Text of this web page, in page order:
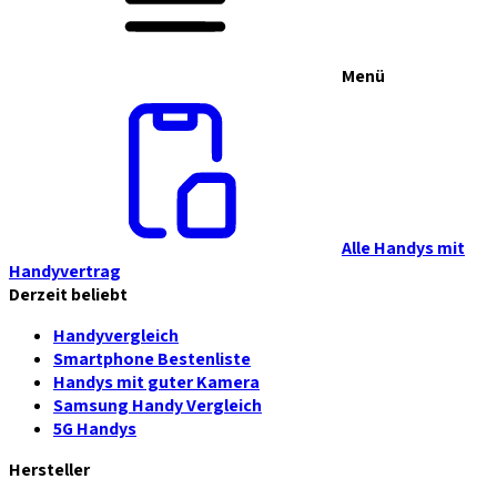
Menü
Alle Handys mit
Handyvertrag
Derzeit beliebt
Handyvergleich
Smartphone Bestenliste
Handys mit guter Kamera
Samsung Handy Vergleich
5G Handys
Hersteller